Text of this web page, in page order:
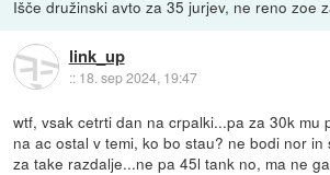
Išče družinski avto za 35 jurjev, ne reno zoe
link_up
:: 18. sep 2024, 19:47
wtf, vsak cetrti dan na crpalki...pa za 30k mu
na ac ostal v temi, ko bo stau? ne bodi nor in
za take razdalje...ne pa 45l tank no, ma ne